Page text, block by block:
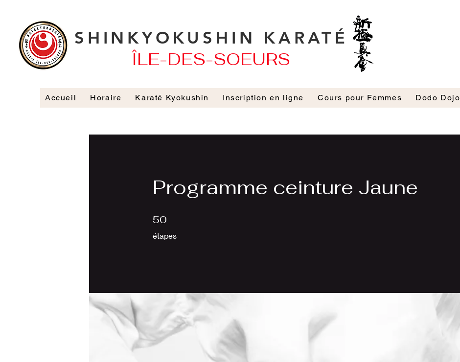
SHINKYOKUSHIN KARATÉ
ÎLE-DES-SOEURS
Accueil Horaire Karaté Kyokushin Inscription en ligne Cours pour Femmes Dodo Dojo
Programme ceinture Jaune
50
étapes
50 étapes